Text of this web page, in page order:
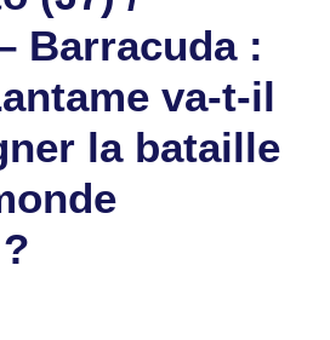
Barracuda :
va-t-il
la bataille